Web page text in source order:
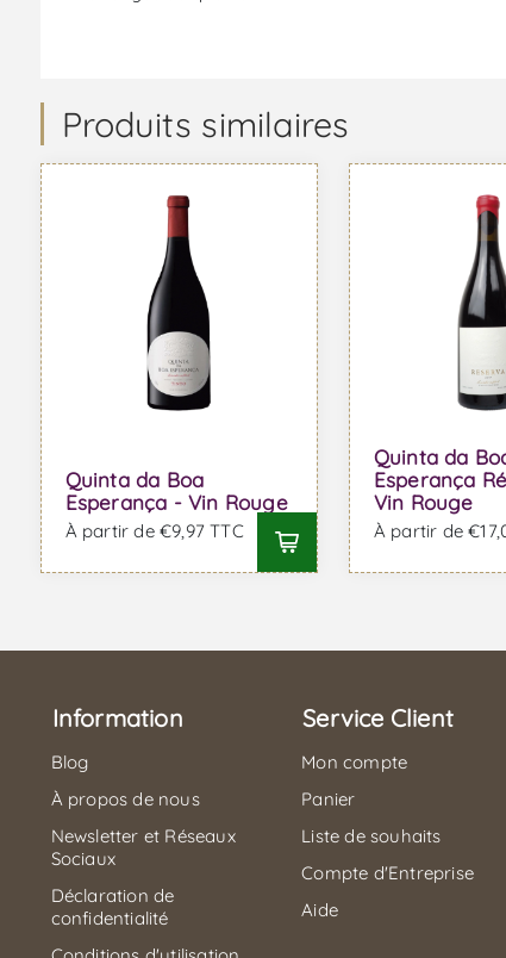
Produits similaires
Quinta da Boa
Esperança - Vin Rouge
À partir de €9,97 TTC
Quinta da
Esperança
Vin Rouge
À partir de
Information
Blog
À propos de nous
Newsletter et Réseaux
Sociaux
Déclaration de
confidentialité
Service Client
Mon compte
Panier
Liste de souhaits
Compte d'Entreprise
Aide